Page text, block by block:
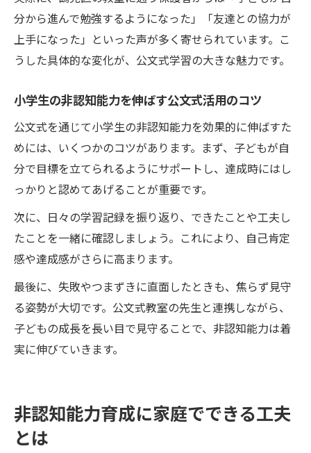
分から進んで勉強するようになった」「友達との協力が
上手になった」といった声が多く寄せられています。こ
うした具体的な変化が、公文式学習の大きな魅力です。
小学生の非認知能力を伸ばす公文式活用のコツ
公文式を通じて小学生の非認知能力を効果的に伸ばすた
めには、いくつかのコツがあります。まず、子どもが自
分で目標を立てられるようにサポートし、達成時にはし
っかりと認めてあげることが重要です。
次に、日々の学習記録を振り返り、できたことや工夫し
たことを一緒に確認しましょう。これにより、自己肯定
感や達成感がさらに高まります。
最後に、失敗やつまずきに直面したときも、焦らず見守
る姿勢が大切です。公文式教室の先生と連携しながら、
子どもの成長を長い目で見守ることで、非認知能力は着
実に伸びていきます。
非認知能力育成に家庭でできる工夫
とは